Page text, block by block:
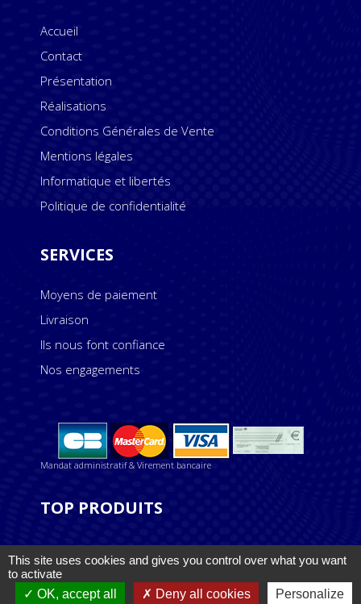
Accueil
Contact
Présentation
Réalisations
Conditions Générales de Vente
Mentions légales
Informatique et libertés
Politique de confidentialité
SERVICES
Moyens de paiement
Livraison
Ils nous font confiance
Nos engagements
Mandat administratif & Virement bancaire
TOP PRODUITS
ASPLV est une marque Anodevisuel
This site uses cookies and gives you control over what you want
to activate
OK, accept all
Deny all cookies Personalize